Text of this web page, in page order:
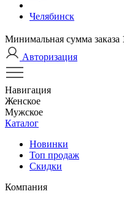
Челябинск
Минимальная сумма заказа
Авторизация
Навигация
Женское
Мужское
Каталог
Новинки
Топ продаж
Скидки
Компания